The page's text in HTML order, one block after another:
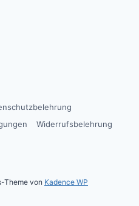
Widerrufsbelehrung
Theme von Kadence WP